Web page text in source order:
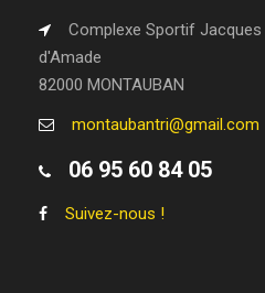
Complexe Sportif Jacques
d'Amade
82000 MONTAUBAN
montaubantri@gmail.com
06 95 60 84 05
Suivez-nous !